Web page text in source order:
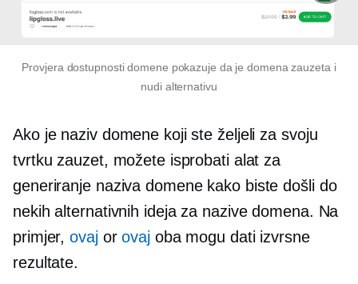
Provjera dostupnosti domene pokazuje da je domena zauzeta i
nudi alternativu
Ako je naziv domene koji ste željeli za svoju
tvrtku zauzet, možete isprobati alat za
generiranje naziva domene kako biste došli do
nekih alternativnih ideja za nazive domena. Na
primjer,ovajorovajoba mogu dati izvrsne
rezultate.